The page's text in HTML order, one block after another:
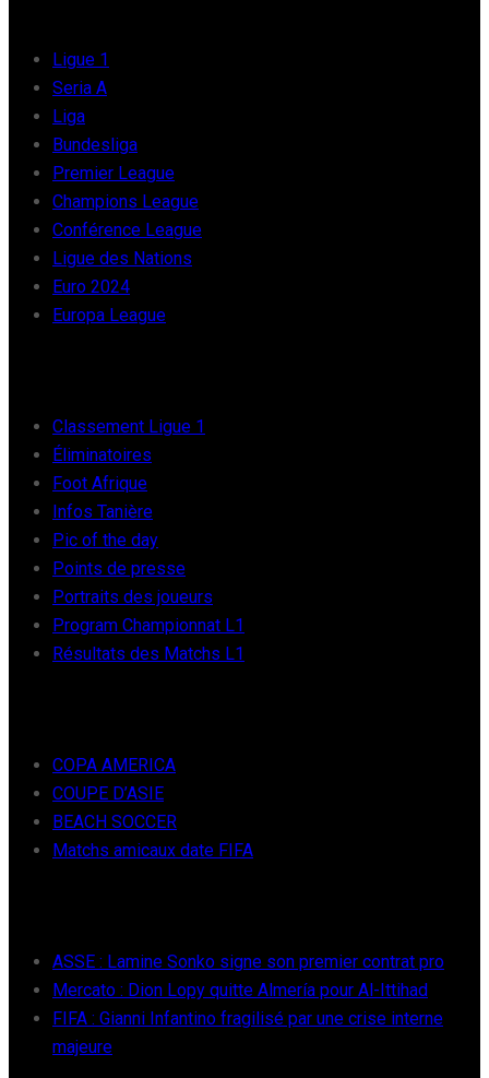
Ligue 1
Seria A
Liga
Bundesliga
Premier League
Champions League
Conférence League
Ligue des Nations
Euro 2024
Europa League
Classement Ligue 1
Éliminatoires
Foot Afrique
Infos Tanière
Pic of the day
Points de presse
Portraits des joueurs
Program Championnat L1
Résultats des Matchs L1
COPA AMERICA
COUPE D’ASIE
BEACH SOCCER
Matchs amicaux date FIFA
ASSE : Lamine Sonko signe son premier contrat pro
Mercato : Dion Lopy quitte Almería pour Al-Ittihad
FIFA : Gianni Infantino fragilisé par une crise interne
majeure